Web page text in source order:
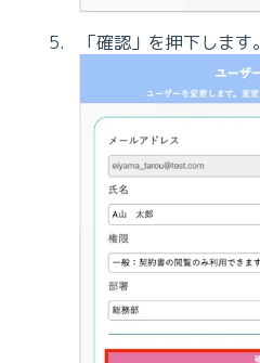
「確認」を押下します。